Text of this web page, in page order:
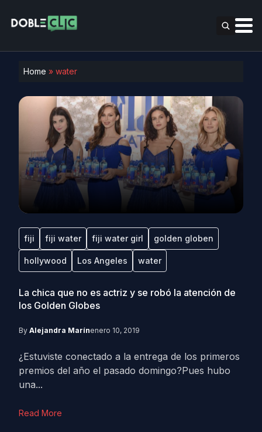
Home » water
fiji fiji water fiji water girl golden globen
hollywood Los Angeles water
La chica que no es actriz y se robó la atención de
los Golden Globes
By Alejandra Marínenero 10, 2019
¿Estuviste conectado a la entrega de los primeros
premios del año el pasado domingo?Pues hubo
una...
Read More